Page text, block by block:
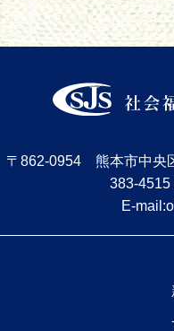
〒862-0954 熊本市中央
383-4515
E-